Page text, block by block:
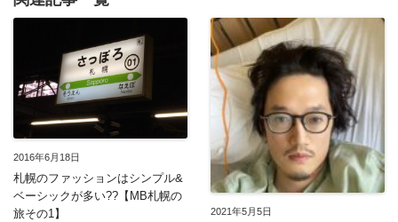
2016年6月18日
札幌のファッションはシンプル&
ベーシックが多い??【MB札幌の
旅その1】
2021年5月5日